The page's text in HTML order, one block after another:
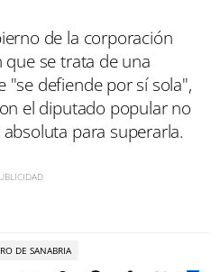
de la corporación
se trata de una
"se defiende por sí sola",
el diputado popular no
para superarla.
DE SANABRIA